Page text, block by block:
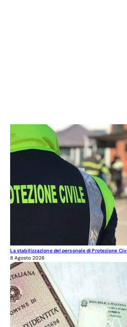
La stabilizzazione del personale di Protezione
8 Agosto 2026